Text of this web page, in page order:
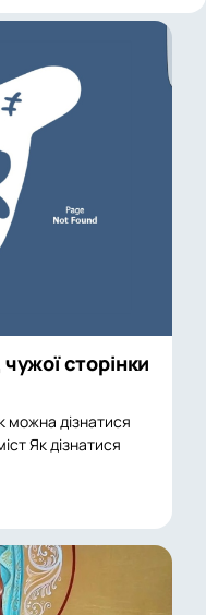
сторінки
можна дізнатися
Як дізнатися